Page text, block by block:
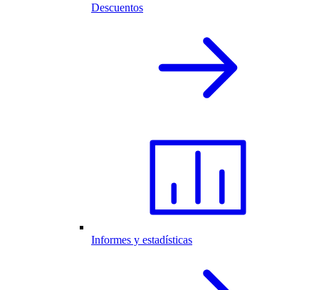
Descuentos
Informes y estadísticas